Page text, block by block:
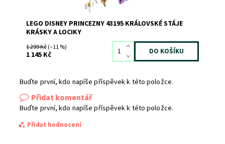
LEGO DISNEY PRINCEZNY 43195 KRÁLOVSKÉ STÁJE
KRÁSKY A LOCIKY
1 299 Kč(–11 %)
1 145 Kč
Buďte první, kdo napíše příspěvek k této položce.
Přidat komentář
Buďte první, kdo napíše příspěvek k této položce.
Přidat hodnocení